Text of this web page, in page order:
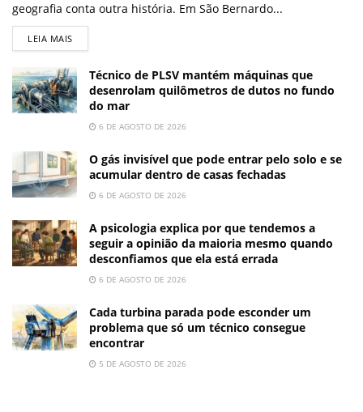
geografia conta outra história. Em São Bernardo...
LEIA MAIS
Técnico de PLSV mantém máquinas que
desenrolam quilômetros de dutos no fundo
do mar
6 DE AGOSTO DE 2026
O gás invisível que pode entrar pelo solo e se
acumular dentro de casas fechadas
6 DE AGOSTO DE 2026
A psicologia explica por que tendemos a
seguir a opinião da maioria mesmo quando
desconfiamos que ela está errada
6 DE AGOSTO DE 2026
Cada turbina parada pode esconder um
problema que só um técnico consegue
encontrar
5 DE AGOSTO DE 2026